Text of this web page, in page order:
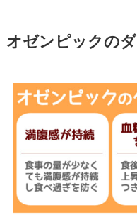
オゼンピックの